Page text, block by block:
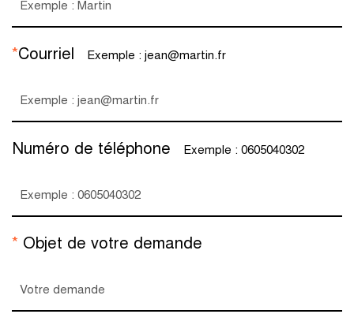
*Courriel Exemple : jean@martin.fr
Numéro de téléphone Exemple : 0605040302
* Objet de votre demande